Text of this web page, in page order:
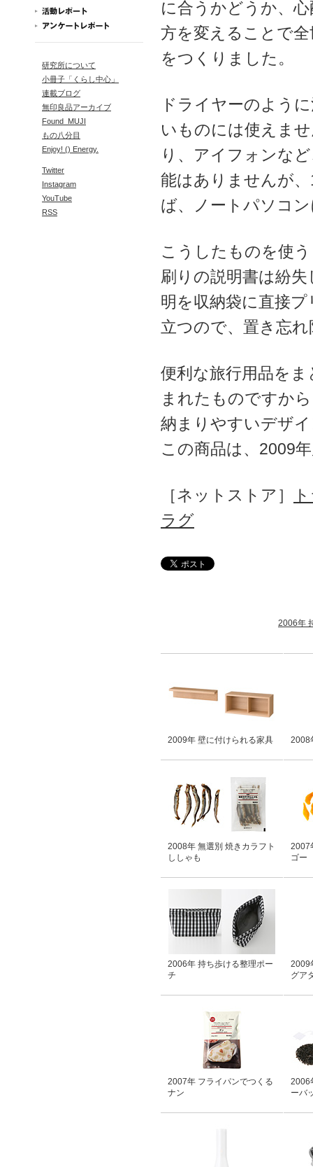
研究所について
小冊子「くらし中心」
連載ブログ
無印良品アーカイブ
Found_MUJI
もの八分目
Enjoy! () Energy.
Twitter
Instagram
YouTube
RSS
に合うかどうか、
方を変えることで
をつくりました。
ドライヤーのよう
いものには使えま
り、アイフォンな
能はありませんが
ば、ノートパソコ
こうしたものを使
刷りの説明書は紛
明を収納袋に直接
立つので、置き忘
便利な旅行用品を
まれたものですか
納まりやすいデザ
この商品は、2009
［ネットストア］
ラグ
2006年
2009年 壁に付けられる家具 2008
2008年 無選別 焼きカラフト
ししゃも
2007
ゴー
2006年 持ち歩ける整理ポー
チ
2009
グア
2007年 フライパンでつくる
ナン
2006
ーバ